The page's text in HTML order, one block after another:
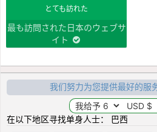
とても訪れた
最も訪問された日本のウェブサ
イト
我们努力为您提供最好的服
在以下地区寻找单身人士： 巴西